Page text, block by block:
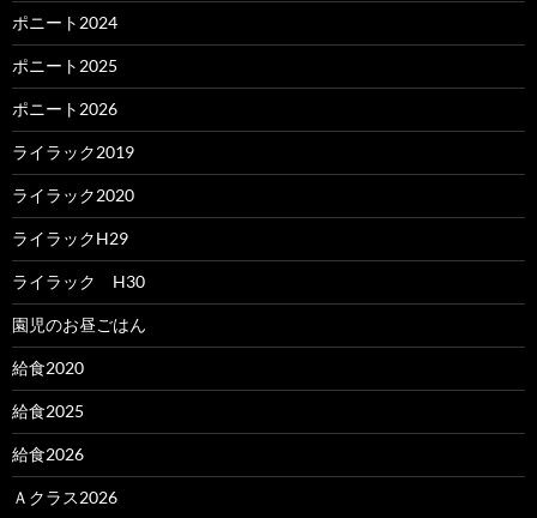
ポニート2024
ポニート2025
ポニート2026
ライラック2019
ライラック2020
ライラックH29
ライラック H30
園児のお昼ごはん
給食2020
給食2025
給食2026
Ａクラス2026